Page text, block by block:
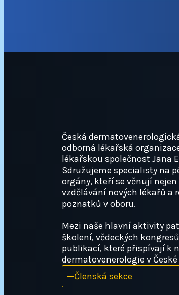
Česká
odborná lékařská
lékařskou společnost Jana
Sdružujeme specialisty na
orgány, kteří se věnují nejen
vzdělávání nových lékařů a
poznatků v oboru.
Mezi naše hlavní aktivity
školení, vědeckých
publikací, které přispívají k
dermatovenerologie v
Členská sekce